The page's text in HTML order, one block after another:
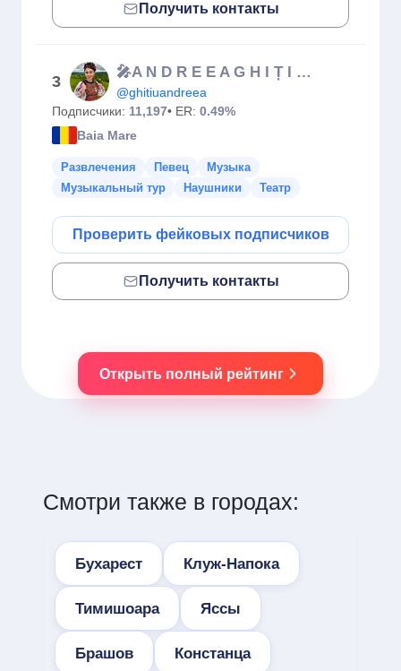
Получить контакты
3
🎤A N D R E E A G H I Ț I U🎤
@ghitiuandreea
Подписчики: 11,197• ER: 0.49%
Baia Mare
Развлечения Певец
Музыка
Музыкальный тур
Наушники Театр
Проверить фейковых подписчиков
Получить контакты
Открыть полный рейтинг
Смотри также в городах:
Бухарест Клуж-Напока
Тимишоара Яссы
Брашов Констанца